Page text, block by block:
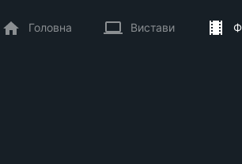
Головна Вистави